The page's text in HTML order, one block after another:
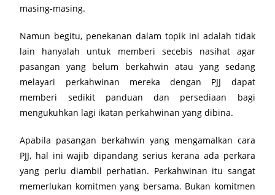
masing-masing.
Namun begitu, penekanan dalam topik ini adalah tidak
lain hanyalah untuk memberi secebis nasihat agar
pasangan yang belum berkahwin atau yang sedang
melayari perkahwinan mereka dengan PJJ dapat
memberi sedikit panduan dan persediaan bagi
mengukuhkan lagi ikatan perkahwinan yang dibina.
Apabila pasangan berkahwin yang mengamalkan cara
PJJ, hal ini wajib dipandang serius kerana ada perkara
yang perlu diambil perhatian. Perkahwinan itu sangat
memerlukan komitmen yang bersama. Bukan komitmen